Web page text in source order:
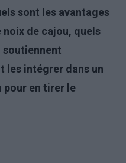
sont les avantages
de cajou, quels
soutiennent
les intégrer dans un
pour en tirer le